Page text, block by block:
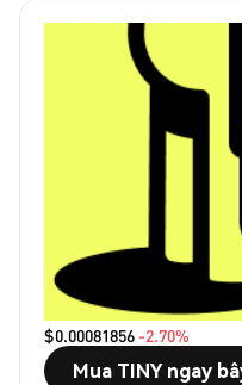
$0.00081856 -2.70%
Mua TINY ngay